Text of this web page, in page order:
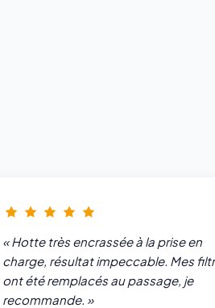
« Hotte très encrassée à la prise en
charge, résultat impeccable. Mes
ont été remplacés au passage, je
recommande. »